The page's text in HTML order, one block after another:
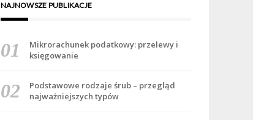
NAJNOWSZE PUBLIKACJE
Mikrorachunek podatkowy: przelewy i
księgowanie
Podstawowe rodzaje śrub – przegląd
najważniejszych typów